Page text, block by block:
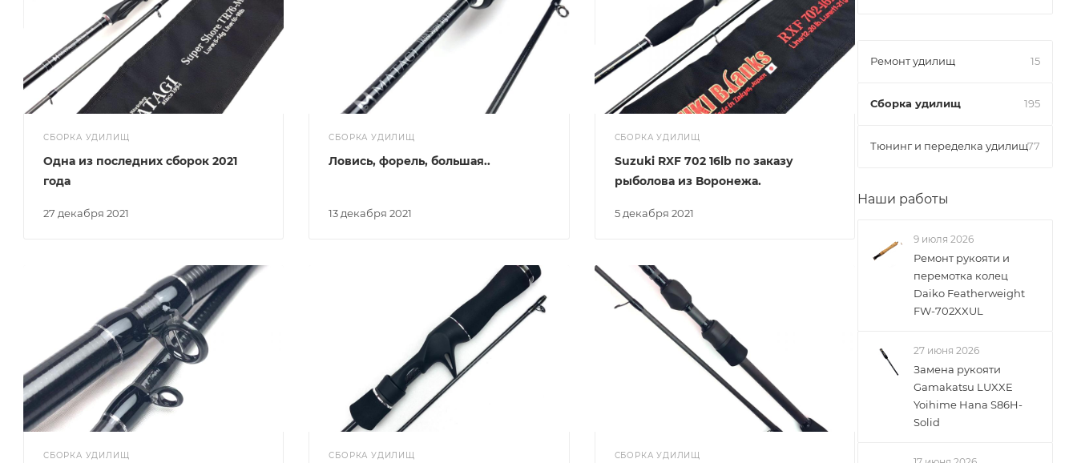
СБОРКА УДИЛИЩ
27 декабря 2021
Одна из последних сборок 2021
года
СБОРКА УДИЛИЩ
13 декабря 2021
Ловись, форель, большая..
СБОРКА УДИЛИЩ
5 декабря 2021
Suzuki RXF 702 16lb по заказу
рыболова из Воронежа.
СБОРКА УДИЛИЩ СБОРКА УДИЛИЩ СБОРКА УДИЛИЩ
Ремонт удилищ 15
Сборка удилищ 195
Тюнинг и переделка удилищ77
Наши работы
9 июля 2026
Ремонт рукояти и
перемотка колец
Daiko Featherweight
FW-702XXUL
27 июня 2026
Замена рукояти
Gamakatsu LUXXE
Yoihime Hana S86H-
Solid